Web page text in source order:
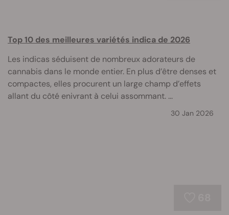
Top 10 des meilleures variétés indica de 2026
Les indicas séduisent de nombreux adorateurs de
cannabis dans le monde entier. En plus d’être denses et
compactes, elles procurent un large champ d’effets
allant du côté enivrant à celui assommant. ...
30 Jan 2026